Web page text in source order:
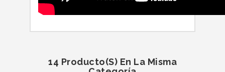
14 Producto(s) En La Misma